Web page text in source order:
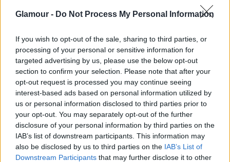
Glamour - Do Not Process My Personal Information
If you wish to opt-out of the sale, sharing to third parties, or
processing of your personal or sensitive information for
targeted advertising by us, please use the below opt-out
section to confirm your selection. Please note that after your
opt-out request is processed you may continue seeing
interest-based ads based on personal information utilized by
us or personal information disclosed to third parties prior to
your opt-out. You may separately opt-out of the further
disclosure of your personal information by third parties on the
IAB’s list of downstream participants. This information may
also be disclosed by us to third parties on the IAB’s List of
Downstream Participants that may further disclose it to other
+ 9